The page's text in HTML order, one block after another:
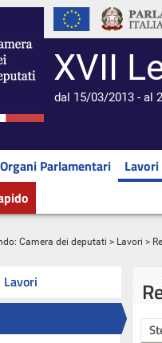
XVII
dal 15/03/2013 - al
Organi Parlamentari Lavori
Camera dei deputati > Lavori >